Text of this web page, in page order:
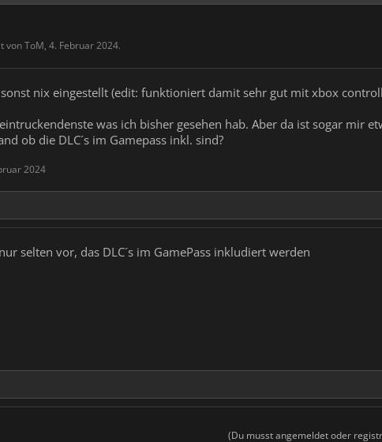
vonToM, 4. Februar 2024.
nix eingestellt (edit: funktioniert damit sehr gut mit xbox
was ich bisher gesehen hab. Aber da ist sogar mir
ob die DLC´s im Gamepass inkl. sind?
2024
selten vor, das DLC´s im GamePass inkludiert werden
(Du musst angemeldet oder